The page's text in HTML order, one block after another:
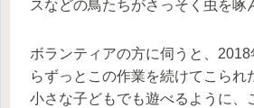
スなどの鳥たちがさっそく虫を啄
ボランティアの方に伺うと、
らずっとこの作業を続けてこられ
小さな子どもでも遊べるように、